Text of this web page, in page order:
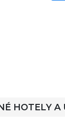
HOTELY